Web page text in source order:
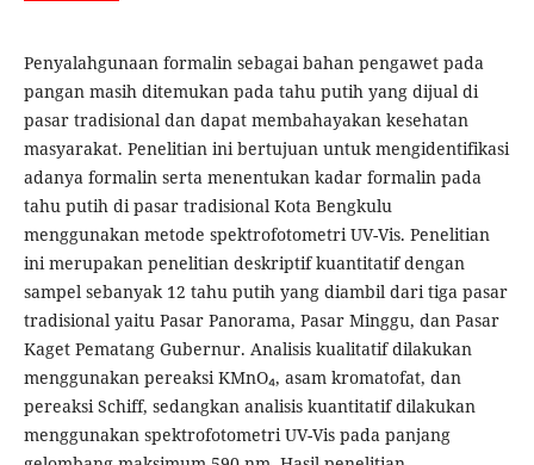
Penyalahgunaan formalin sebagai bahan pengawet pada
pangan masih ditemukan pada tahu putih yang dijual di
pasar tradisional dan dapat membahayakan kesehatan
masyarakat. Penelitian ini bertujuan untuk mengidentifikasi
adanya formalin serta menentukan kadar formalin pada
tahu putih di pasar tradisional Kota Bengkulu
menggunakan metode spektrofotometri UV-Vis. Penelitian
ini merupakan penelitian deskriptif kuantitatif dengan
sampel sebanyak 12 tahu putih yang diambil dari tiga pasar
tradisional yaitu Pasar Panorama, Pasar Minggu, dan Pasar
Kaget Pematang Gubernur. Analisis kualitatif dilakukan
menggunakan pereaksi KMnO₄, asam kromatofat, dan
pereaksi Schiff, sedangkan analisis kuantitatif dilakukan
menggunakan spektrofotometri UV-Vis pada panjang